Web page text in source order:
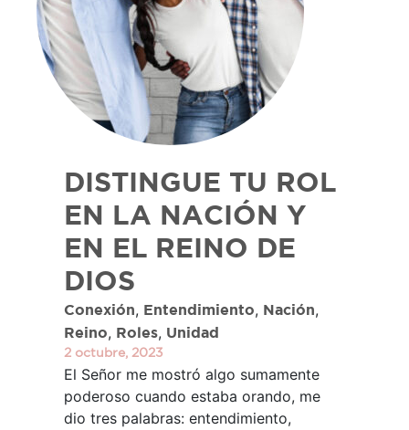
DISTINGUE TU ROL
EN LA NACIÓN Y
EN EL REINO DE
DIOS
Conexión, Entendimiento, Nación,
Reino, Roles, Unidad
2 octubre, 2023
El Señor me mostró algo sumamente
poderoso cuando estaba orando, me
dio tres palabras: entendimiento,